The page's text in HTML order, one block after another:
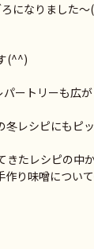
ろになりました
(^^)
パートリーも広
レシピにもピッ
たレシピの中
り味噌について